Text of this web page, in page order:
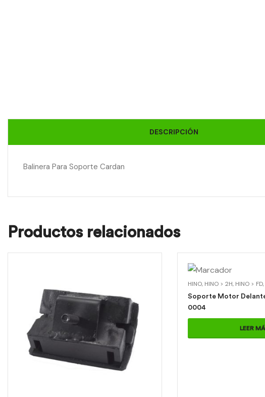
DESCRIPCIÓN
Balinera Para Soporte Cardan
Productos relacionados
HINO, HINO > 2H, HINO > FD,
Soporte Motor Delantero Cod:
0004
LEER